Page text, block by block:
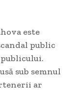
este
public
publicului.
sub semnul
ar